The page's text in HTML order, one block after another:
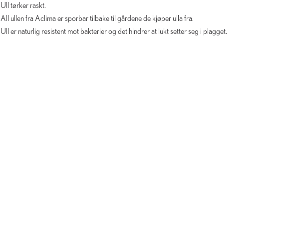
Ull tørker raskt.
All ullen fra Aclima er sporbar tilbake til gårdene de kjøper ulla fra.
Ull er naturlig resistent mot bakterier og det hindrer at lukt setter seg i plagget.